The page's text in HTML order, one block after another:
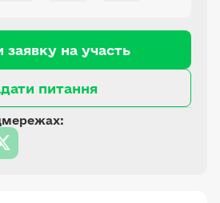
заявку на участь
питання